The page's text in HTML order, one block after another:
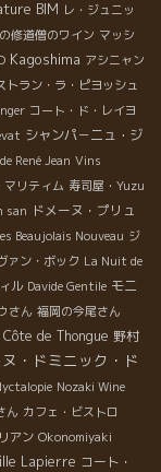
BIM レ・ジュニッ
修道僧のワイン マッシ
Kagoshima アシニャン
トラン・ラ・ピヨッシュ
コート・ド・レイヨ
シャンパ－ニュ・ジ
René Jean Vins
マリティム 寿司屋・Yuzu
san ドメーヌ・プリュ
Beaujolais Nouveau ジ
ァン・ボック La Nuit de
ル Davide Gentile モニ
さん 福岡の今尾さん
Côte de Thongue 野村
・ドミニック・ド
Nozaki Wine
ん カフェ・ビストロ
アン Okonomiyaki
Lapierre コート・